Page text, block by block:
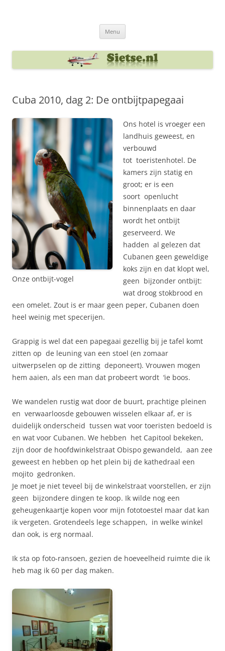
Menu
Cuba 2010, dag 2: De ontbijtpapegaai
Onze ontbijt-vogel
Ons hotel is vroeger een
landhuis geweest, en
verbouwd
tot toeristenhotel. De
kamers zijn statig en
groot; er is een
soort openlucht
binnenplaats en daar
wordt het ontbijt
geserveerd. We
hadden al gelezen dat
Cubanen geen geweldige
koks zijn en dat klopt wel,
geen bijzonder ontbijt:
wat droog stokbrood en
een omelet. Zout is er maar geen peper, Cubanen doen
heel weinig met specerijen.
Grappig is wel dat een papegaai gezellig bij je tafel komt
zitten op de leuning van een stoel (en zomaar
uitwerpselen op de zitting deponeert). Vrouwen mogen
hem aaien, als een man dat probeert wordt ‘ie boos.
We wandelen rustig wat door de buurt, prachtige pleinen
en verwaarloosde gebouwen wisselen elkaar af, er is
duidelijk onderscheid tussen wat voor toeristen bedoeld is
en wat voor Cubanen. We hebben het Capitool bekeken,
zijn door de hoofdwinkelstraat Obispo gewandeld, aan zee
geweest en hebben op het plein bij de kathedraal een
mojito gedronken.
Je moet je niet teveel bij de winkelstraat voorstellen, er zijn
geen bijzondere dingen te koop. Ik wilde nog een
geheugenkaartje kopen voor mijn fototoestel maar dat kan
ik vergeten. Grotendeels lege schappen, in welke winkel
dan ook, is erg normaal.
Ik sta op foto-ransoen, gezien de hoeveelheid ruimte die ik
heb mag ik 60 per dag maken.